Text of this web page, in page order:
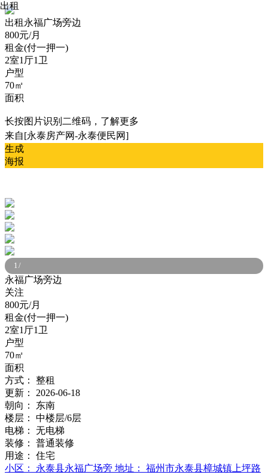
出租 永福广场旁边
800元/月
租金(付一押一)
2室1厅1卫
户型
70㎡
面积
长按图片识别二维码，了解更多
来自[永泰房产网-永泰便民网]
生成
海报
出租
1/
永福广场旁边
关注
800元/月
租金(付一押一)
2室1厅1卫
户型
70㎡
面积
方式：
整租
更新：
2026-06-18
朝向：
东南
楼层：
中楼层/6层
电梯：
无电梯
装修：
普通装修
用途：
住宅
小区：
永泰县永福广场旁 地址：
福州市永泰县樟城镇上坪路